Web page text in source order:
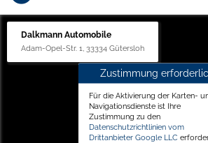
Dalkmann Automobile
Adam-Opel-Str. 1, 33334 Gütersloh
Zustimmung
Für die Aktivierung der Karten-
Navigationsdienste ist Ihre
Zustimmung zu den
Datenschutzrichtlinien vom
Drittanbieter Google LLC